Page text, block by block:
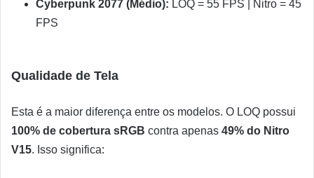
Cyberpunk 2077 (Médio): LOQ = 55 FPS | Nitro = 45
FPS
Qualidade de Tela
Esta é a maior diferença entre os modelos. O LOQ possui
100% de cobertura sRGB contra apenas 49% do Nitro
V15. Isso significa: